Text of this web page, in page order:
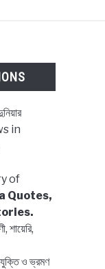
in
of
Quotes,
শায়েরি,
ও ভ্রমণ